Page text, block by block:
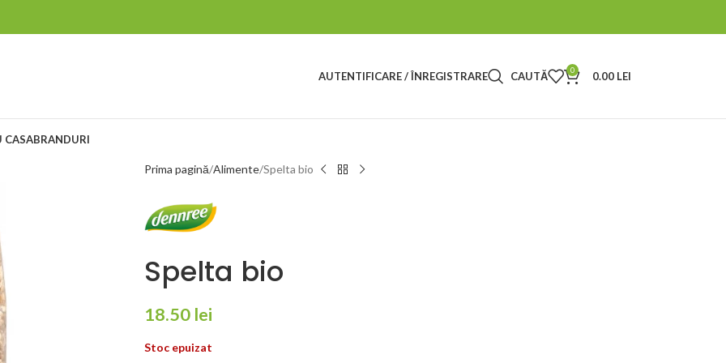
AUTENTIFICARE / ÎNREGISTRARE CAUTĂ 0 0.00 LEI
CASABRANDURI
Prima pagină Alimente Spelta bio
Spelta bio
18.50 lei
Stoc epuizat